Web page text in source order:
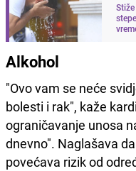
Alkohol
"Ovo vam se neće
bolesti i rak", kaže
ograničavanje unosa
dnevno". Naglašava
povećava rizik od